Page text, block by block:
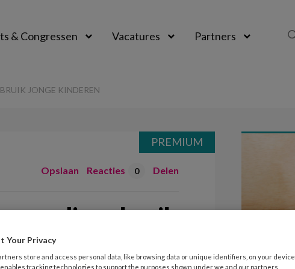
& Congressen Vacatures Partners
JONGE KINDEREN
Opslaan Reacties 0 Delen
mediagebruik
PREMIUM
Your Privacy
store and access personal data, like browsing data or unique identifiers, on your device.
tracking technologies to support the purposes shown under we and our partners